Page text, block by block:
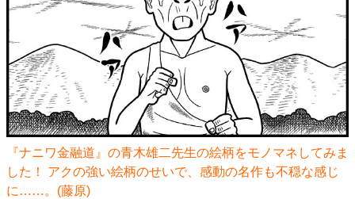
『ナニワ金融道』の青木雄二先生の絵柄をモノマネしてみま
した！ アクの強い絵柄のせいで、感動の名作も不穏な感じ
に……。(藤原)